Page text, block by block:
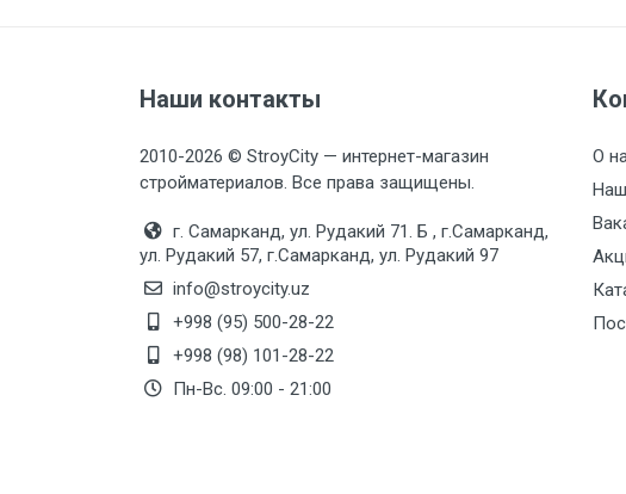
Наши контакты
2010-2026 © StroyCity — интернет-магазин
стройматериалов. Все права защищены.
г. Самарканд, ул. Рудакий 71. Б , г.Самарканд,
ул. Рудакий 57, г.Самарканд, ул. Рудакий 97
info@stroycity.uz
+998 (95) 500-28-22
+998 (98) 101-28-22
Пн-Вс. 09:00 - 21:00
О